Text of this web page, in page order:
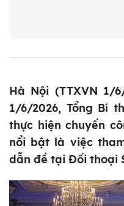
Hà Nội (TTXVN 1/
1/6/2026, Tổng Bí
thực hiện chuyến
nổi bật là việc
dẫn đề tại Đối thoại